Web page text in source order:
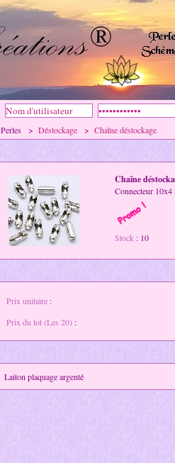
Perles > Déstockage > Chaîne déstockage
Chaîne
Connecteur
Stock : 10
Prix unitaire :
Prix du lot (Les 20) :
Laiton plaquage argenté